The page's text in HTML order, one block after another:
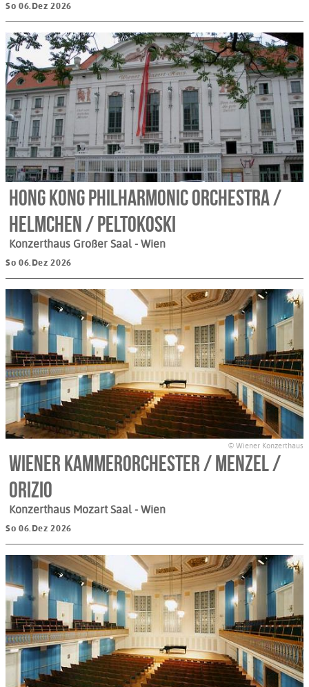
So 06.Dez 2026
Hong Kong Philharmonic Orchestra /
Helmchen / Peltokoski
Konzerthaus Großer Saal - Wien
So 06.Dez 2026
© Wiener Konzerthaus
Wiener KammerOrchester / Menzel /
Orizio
Konzerthaus Mozart Saal - Wien
So 06.Dez 2026